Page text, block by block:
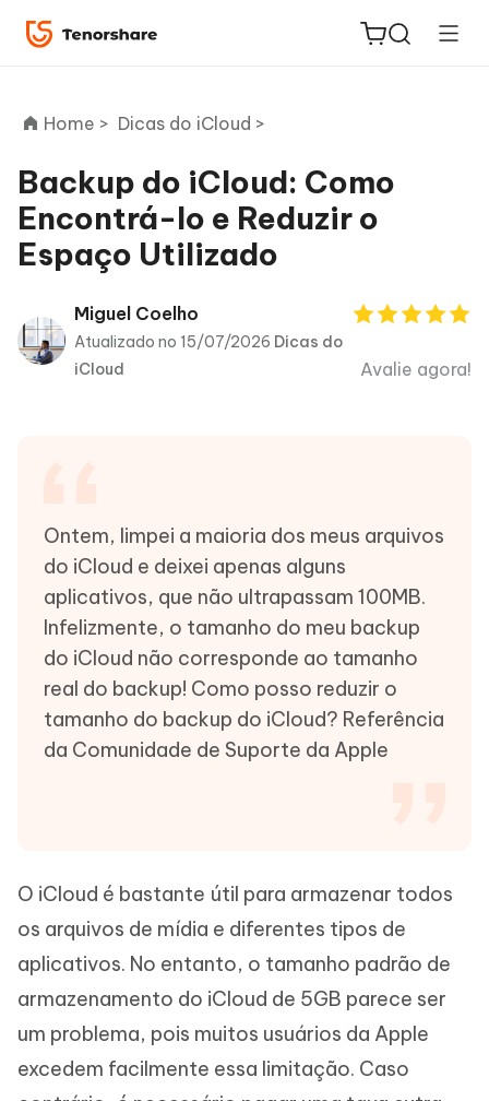
ReiBoot
for iOS
PDNob
PDF
Editor
Novo
Home > Dicas do iCloud >
Backup do iCloud: Como
Encontrá-lo e Reduzir o
Espaço Utilizado
Miguel Coelho
Atualizado no 15/07/2026 Dicas do
iCloud
Avalie agora!
Ontem, limpei a maioria dos meus arquivos
do iCloud e deixei apenas alguns
aplicativos, que não ultrapassam 100MB.
Infelizmente, o tamanho do meu backup
do iCloud não corresponde ao tamanho
real do backup! Como posso reduzir o
tamanho do backup do iCloud? Referência
da Comunidade de Suporte da Apple
O iCloud é bastante útil para armazenar todos
os arquivos de mídia e diferentes tipos de
aplicativos. No entanto, o tamanho padrão de
armazenamento do iCloud de 5GB parece ser
um problema, pois muitos usuários da Apple
excedem facilmente essa limitação. Caso